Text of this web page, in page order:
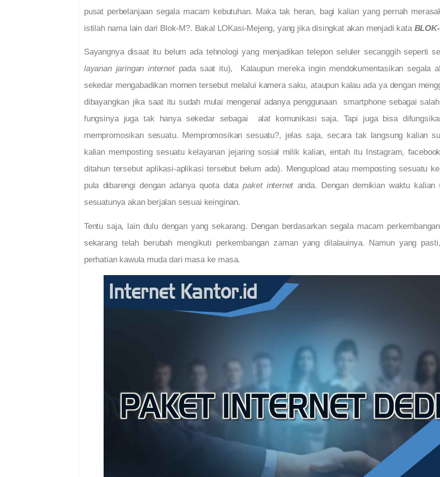
pusat perbelanjaan segala macam kebutuhan. Maka tak heran, bagi kalian yang pernah
istilah nama lain dari Blok-M?. Bakal LOKasi-Mejeng, yang jika disingkat akan menjadi kata
Sayangnya disaat itu belum ada tehnologi yang menjadikan telepon seluler secanggih seperti
layanan jaringan internetpada saat itu), Kalaupun mereka ingin mendokumentasikan segala
sekedar mengabadikan momen tersebut melalui kamera saku, ataupun kalau ada ya dengan
dibayangkan jika saat itu sudah mulai mengenal adanya penggunaan smartphone sebagai
fungsinya juga tak hanya sekedar sebagai alat komunikasi saja. Tapi juga bisa
mempromosikan sesuatu. Mempromosikan sesuatu?, jelas saja, secara tak langsung kalian
kalian memposting sesuatu kelayanan jejaring sosial milik kalian, entah itu Instagram,
ditahun tersebut aplikasi-aplikasi tersebut belum ada). Mengupload atau memposting sesuatu
pula dibarengi dengan adanya quota datapaket internetanda. Dengan demikian waktu kalian
sesuatunya akan berjalan sesuai keinginan.
Tentu saja, lain dulu dengan yang sekarang. Dengan berdasarkan segala macam
sekarang telah berubah mengikuti perkembangan zaman yang dilalauinya. Namun yang
perhatian kawula muda dari masa ke masa.